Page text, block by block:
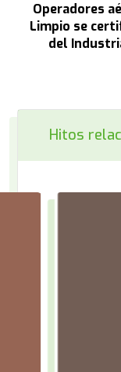
Operadores
Limpio se
del
Hitos